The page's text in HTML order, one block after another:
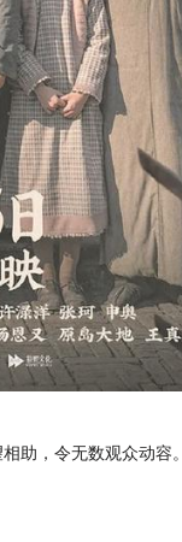
助，令无数观众动容。